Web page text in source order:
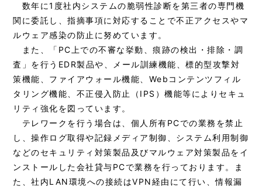
数年に1度社内システムの脆弱性診断を第三者の専門機
関に委託し、指摘事項に対応することで不正アクセスやマ
ルウェア感染の防止に努めています。
また、「PC上での不審な挙動、痕跡の検出・排除・調
査」を行うEDR製品や、メール訓練機能、標的型攻撃対
策機能、ファイアウォール機能、Webコンテンツフィル
タリング機能、不正侵入防止（IPS）機能等によりセキュ
リティ強化を図っています。
テレワークを行う場合は、個人所有PCでの業務を禁止
し、操作ログ取得や記録メディア制御、システム利用制御
などのセキュリティ対策製品及びマルウェア対策製品をイ
ンストールした会社貸与PCで業務を行っております。ま
た、社内LAN環境への接続はVPN経由にて行い、情報漏